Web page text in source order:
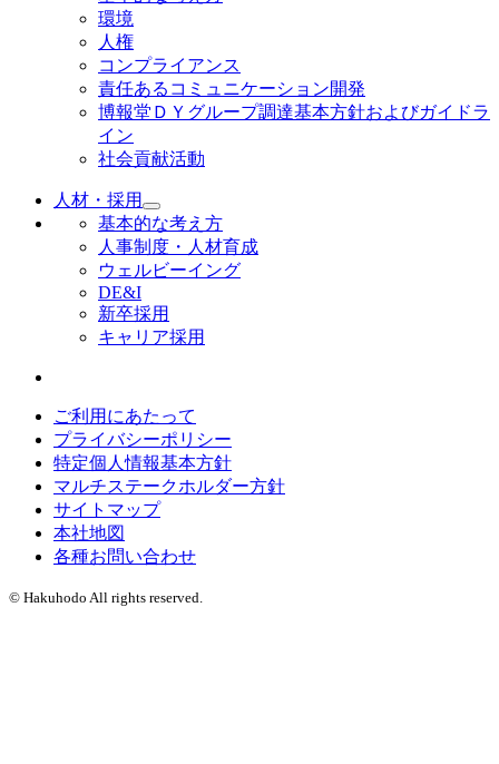
環境
人権
コンプライアンス
責任あるコミュニケーション開発
博報堂ＤＹグループ調達基本方針およびガイドラ
イン
社会貢献活動
人材・採用
基本的な考え方
人事制度・人材育成
ウェルビーイング
DE&I
新卒採用
キャリア採用
ご利用にあたって
プライバシーポリシー
特定個人情報基本方針
マルチステークホルダー方針
サイトマップ
本社地図
各種お問い合わせ
© Hakuhodo All rights reserved.